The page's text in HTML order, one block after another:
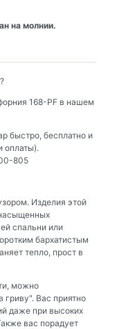
на молнии.
168-PF в нашем
быстро, бесплатно и
оплаты).
805
Изделия этой
спальни или
бархатистым
тепло, прост в
можно
гриву". Вас приятно
даже при высоких
вас порадует